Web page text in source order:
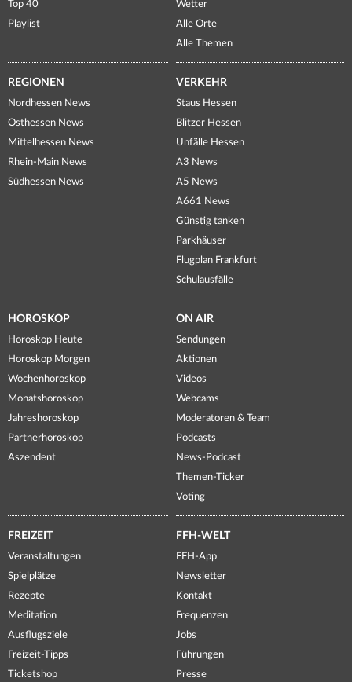
Top 40
Playlist
Wetter
Alle Orte
Alle Themen
REGIONEN
Nordhessen News
Osthessen News
Mittelhessen News
Rhein-Main News
Südhessen News
VERKEHR
Staus Hessen
Blitzer Hessen
Unfälle Hessen
A3 News
A5 News
A661 News
Günstig tanken
Parkhäuser
Flugplan Frankfurt
Schulausfälle
HOROSKOP
Horoskop Heute
Horoskop Morgen
Wochenhoroskop
Monatshoroskop
Jahreshoroskop
Partnerhoroskop
Aszendent
ON AIR
Sendungen
Aktionen
Videos
Webcams
Moderatoren & Team
Podcasts
News-Podcast
Themen-Ticker
Voting
FREIZEIT
Veranstaltungen
Spielplätze
Rezepte
Meditation
Ausflugsziele
Freizeit-Tipps
Ticketshop
FFH-WELT
FFH-App
Newsletter
Kontakt
Frequenzen
Jobs
Führungen
Presse